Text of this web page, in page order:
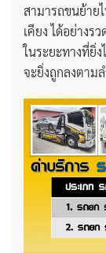
สามารถขนย้าย
เคียง ได้อย่างร
ในระยะทางที่ยิ่
จะยิ่งถูกลงตาม